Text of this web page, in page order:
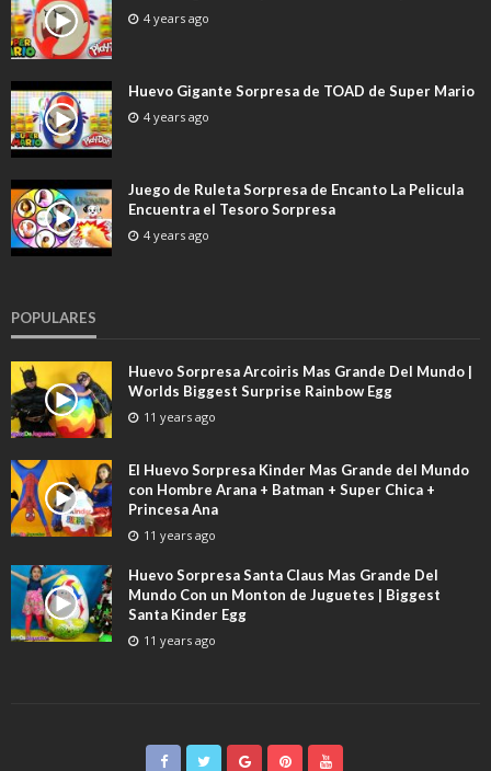
4 years ago
Huevo Gigante Sorpresa de TOAD de Super Mario
4 years ago
Juego de Ruleta Sorpresa de Encanto La Pelicula
Encuentra el Tesoro Sorpresa
4 years ago
POPULARES
Huevo Sorpresa Arcoiris Mas Grande Del Mundo |
Worlds Biggest Surprise Rainbow Egg
11 years ago
El Huevo Sorpresa Kinder Mas Grande del Mundo
con Hombre Arana + Batman + Super Chica +
Princesa Ana
11 years ago
Huevo Sorpresa Santa Claus Mas Grande Del
Mundo Con un Monton de Juguetes | Biggest
Santa Kinder Egg
11 years ago